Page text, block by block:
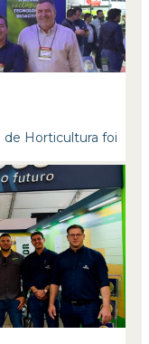
de Horticultura foi